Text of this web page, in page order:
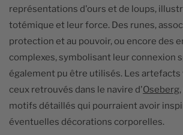
représentations d'ours et de loups,
totémique et leur force. Des runes,
protection et au pouvoir, ou encore des
complexes, symbolisant leur connexion
également pu être utilisés. Les artefacts
ceux retrouvés dans le navire d'Oseberg
motifs détaillés qui pourraient avoir
éventuelles décorations corporelles.